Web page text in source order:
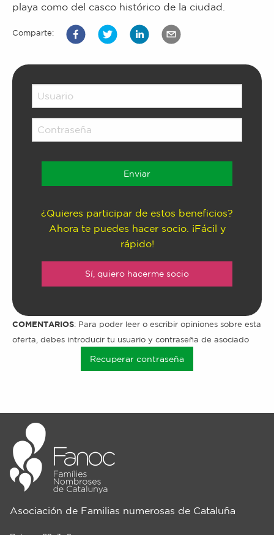
playa como del casco histórico de la ciudad.
Comparte:
¿Quieres participar de estos beneficios?
Ahora te puedes hacer socio. ¡Fácil y
rápido!
Sí, quiero hacerme socio
COMENTARIOS: Para poder leer o escribir opiniones sobre esta
oferta, debes introducir tu usuario y contraseña de asociado
Recuperar contraseña
Asociación de Familias numerosas de Cataluña